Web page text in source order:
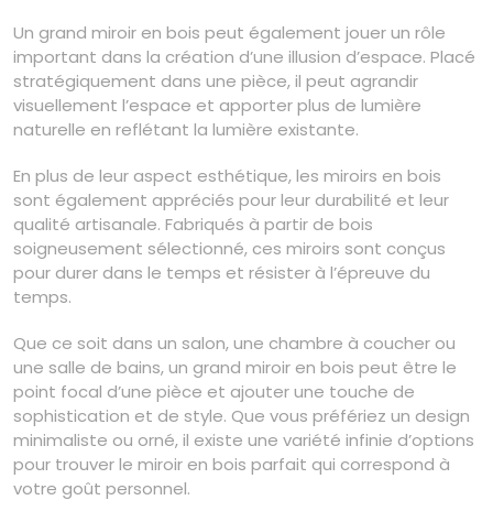
Un grand miroir en bois peut également jouer un rôle
important dans la création d’une illusion d’espace. Placé
stratégiquement dans une pièce, il peut agrandir
visuellement l’espace et apporter plus de lumière
naturelle en reflétant la lumière existante.
En plus de leur aspect esthétique, les miroirs en bois
sont également appréciés pour leur durabilité et leur
qualité artisanale. Fabriqués à partir de bois
soigneusement sélectionné, ces miroirs sont conçus
pour durer dans le temps et résister à l’épreuve du
temps.
Que ce soit dans un salon, une chambre à coucher ou
une salle de bains, un grand miroir en bois peut être le
point focal d’une pièce et ajouter une touche de
sophistication et de style. Que vous préfériez un design
minimaliste ou orné, il existe une variété infinie d’options
pour trouver le miroir en bois parfait qui correspond à
votre goût personnel.